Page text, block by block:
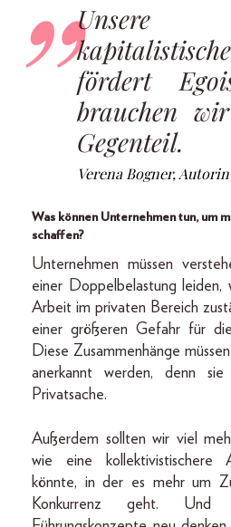
Unsere
fördert
brauchen
Gegenteil.
Verena Bogner,
Was können Unternehmen tun, um
schaffen?
Unternehmen müssen
einer Doppelbelastung
Arbeit im privaten Bereich
einer größeren Gefahr für
Diese Zusammenhänge
anerkannt werden, denn sie
Privatsache.
Außerdem sollten wir viel
wie eine kollektivistischere
könnte, in der es mehr um
Konkurrenz geht.